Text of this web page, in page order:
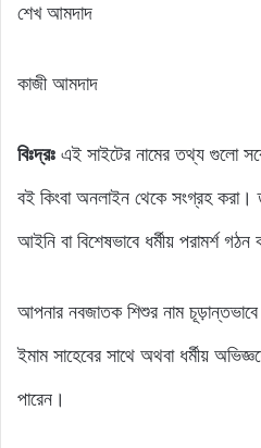
শেখ আমদাদ
কাজী আমদাদ
বিঃদ্রঃ এই সাইটের নামের তথ্য গুলো
বই কিংবা অনলাইন থেকে সংগ্রহ
আইনি বা বিশেষভাবে ধর্মীয় পরামর্শ গঠন
আপনার নবজাতক শিশুর নাম
ইমাম সাহেবের সাথে অথবা ধর্মীয়
পারেন।